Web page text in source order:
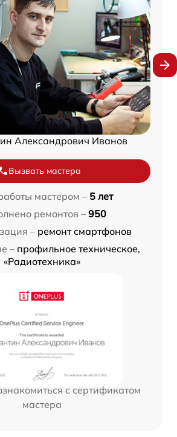
Александрович Иванов
Вызвать мастера
мастером – 5 лет
ремонтов – 950
– ремонт смартфонов
– профильное техническое,
«Радиотехника»
с сертификатом
мастера